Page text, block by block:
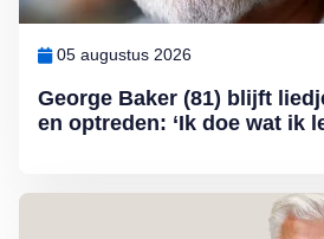
George Baker (81) blijft
en optreden: ‘Ik doe wat ik
05 augustus 2026
Lees meer over Column Jan Slagter: